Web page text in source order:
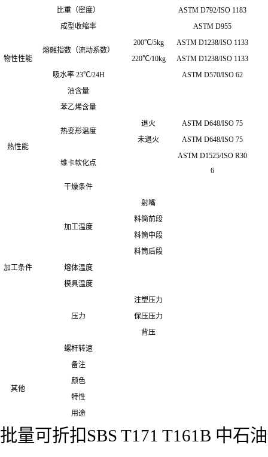
物性性能
比重（密度）
ASTM D792/ISO 1183
成型收缩率
ASTM D955
熔融指数（流动系数）
200℃/5kg
ASTM D1238/ISO 1133
220℃/10kg
ASTM D1238/ISO 1133
吸水率 23℃/24H
ASTM D570/ISO 62
油含量
苯乙烯含量
热性能
热变形温度
退火
ASTM D648/ISO 75
未退火
ASTM D648/ISO 75
维卡软化点
ASTM D1525/ISO R30
6
加工条件
干燥条件
加工温度
射嘴
料筒前段
料筒中段
料筒后段
熔体温度
模具温度
压力
注塑压力
保压压力
背压
螺杆转速
其他
备注
颜色
特性
用途
批量可折扣SBS T171 T161B 中石